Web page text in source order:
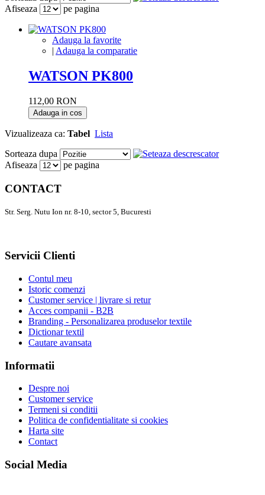
Afiseaza
pe pagina
Adauga la favorite
| Adauga la comparatie
WATSON PK800
112,00 RON
Adauga in cos
Vizualizeaza ca: Tabel Lista
Sorteaza dupa
Afiseaza
pe pagina
CONTACT
Str. Serg. Nutu Ion nr. 8-10, sector 5, Bucuresti
Servicii Clienti
Contul meu
Istoric comenzi
Customer service | livrare si retur
Acces companii - B2B
Branding - Personalizarea produselor textile
Dictionar textil
Cautare avansata
Informatii
Despre noi
Customer service
Termeni si conditii
Politica de confidentialitate si cookies
Harta site
Contact
Social Media